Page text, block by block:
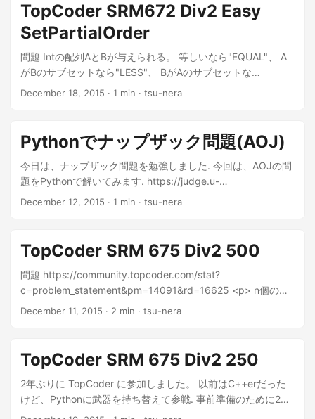
TopCoder SRM672 Div2 Easy
SetPartialOrder
問題 Intの配列AとBが与えられる。 等しいなら"EQUAL"、 A
がBのサブセットなら"LESS"、 BがAのサブセットな
ら"GREATER"、...
December 18, 2015 · 1 min · tsu-nera
Pythonでナップザック問題(AOJ)
今日は、ナップザック問題を勉強しました. 今回は、AOJの問
題をPythonで解いてみます. https://judge.u-
aizu.ac.jp/onlinejudge/description.jsp?id=DPL_1_B&lang=jp
December 12, 2015 · 1 min · tsu-nera
TopCoder SRM 675 Div2 500
問題 https://community.topcoder.com/stat?
c=problem_statement&pm=14091&rd=16625 <p> n個の街
がある。二つの街を移動するには、dist[i][j]時間かかる. </p>
December 11, 2015 · 2 min · tsu-nera
TopCoder SRM 675 Div2 250
2年ぶりに TopCoder に参加しました。 以前はC++erだった
けど、Pythonに武器を持ち替えて参戦. 事前準備のために20
時間くらいトレーニングを積ん...